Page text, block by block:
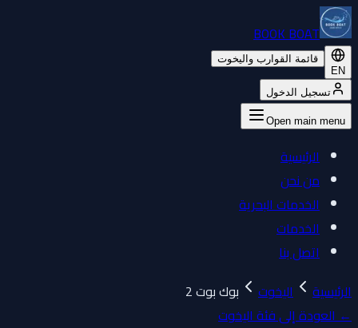
BOOK BOAT
EN
قائمة القوارب واليخوت
تسجيل الدخول
Open main menu
الرئيسية
من نحن
الخدمات البحرية
الخدمات
اتصل بنا
الرئيسية
اليخوت
بوك بوت 2
←العودة إلى فئة اليخوت